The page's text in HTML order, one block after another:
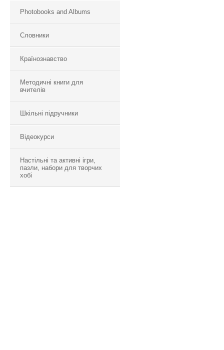
Photobooks and Albums
Словники
Країнознавство
Методичні книги для
вчителів
Шкільні підручники
Відеокурси
Настільні та активні ігри,
пазли, набори для творчих
хобі